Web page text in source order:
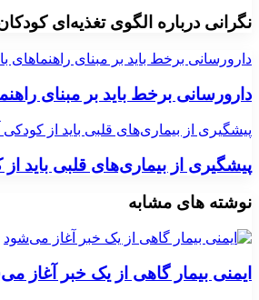
نگرانی درباره الگوی تغذیه‌ای
دارورسانی برخط باید بر مبنای راهنماهای
دارورسانی برخط باید بر مبنای
پیشگیری از بیماری‌های قلبی باید از کودکی
پیشگیری از بیماری‌های قلبی باید
نوشته های مشابه
ایمنی بیمار گاهی از یک خبر آغاز